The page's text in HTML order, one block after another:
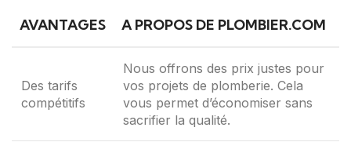
AVANTAGES A PROPOS DE PLOMBIER.COM
Des tarifs
compétitifs
Nous offrons des prix justes pour
vos projets de plomberie. Cela
vous permet d’économiser sans
sacrifier la qualité.